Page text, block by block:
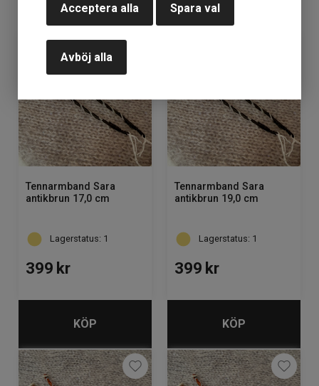
Acceptera alla Spara val
Avböj alla
KÖP
Tennarmband Sara
antikbrun 17,0 cm
Lagerstatus: 1
399 kr
KÖP
Tennarmband Sara
antikbrun 19,0 cm
Lagerstatus: 1
399 kr
KÖP